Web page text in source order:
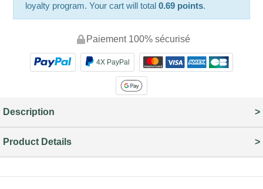
loyalty program. Your cart will total0.69 points.
Paiement 100% sécurisé
4X PayPal
Description
Product Details